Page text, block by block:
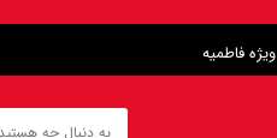
ویژه فاطمیه